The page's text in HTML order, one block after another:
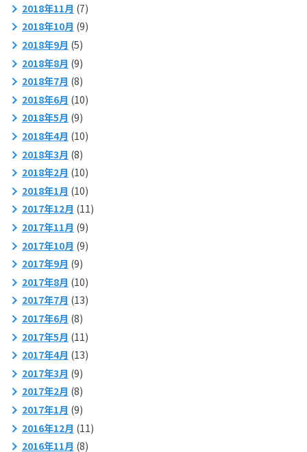
2018年11月 (7)
2018年10月 (9)
2018年9月 (5)
2018年8月 (9)
2018年7月 (8)
2018年6月 (10)
2018年5月 (9)
2018年4月 (10)
2018年3月 (8)
2018年2月 (10)
2018年1月 (10)
2017年12月 (11)
2017年11月 (9)
2017年10月 (9)
2017年9月 (9)
2017年8月 (10)
2017年7月 (13)
2017年6月 (8)
2017年5月 (11)
2017年4月 (13)
2017年3月 (9)
2017年2月 (8)
2017年1月 (9)
2016年12月 (11)
2016年11月 (8)